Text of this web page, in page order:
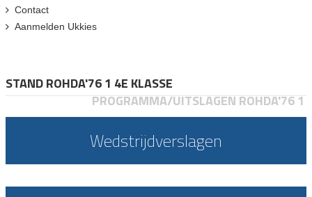
Contact
Aanmelden Ukkies
STAND ROHDA'76 1 4E KLASSE
PROGRAMMA/UITSLAGEN ROHDA'76 1
Wedstrijdverslagen